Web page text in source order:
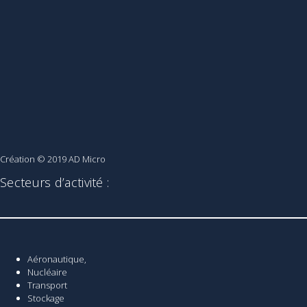
Création © 2019AD Micro
Secteurs d’activité :
Aéronautique,
Nucléaire
Transport
Stockage